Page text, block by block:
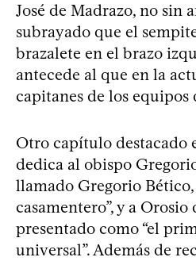
José de Madrazo, no sin
subrayado que el
brazalete en el brazo
antecede al que en la
capitanes de los equipos
Otro capítulo destacado
dedica al obispo
llamado Gregorio
casamentero”, y a Orosio
presentado como “el
universal”. Además de